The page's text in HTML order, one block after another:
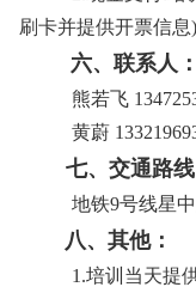
刷卡并提供开票信息)
六、联系人：
熊若飞
黄蔚
七、交通路线
地铁9号线星中路
八、其他：
1.培训当天提供